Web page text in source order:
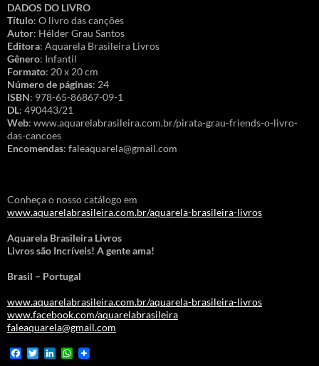
DADOS DO LIVRO
Título: O livro das canções
Autor: Hélder Grau Santos
Editora: Aquarela Brasileira Livros
Gênero: Infantil
Formato: 20 x 20 cm
Número de páginas: 24
ISBN: 978-65-86867-09-1
DL: 490443/21
Web: www.aquarelabrasileira.com.br/pirata-grau-friends-o-livro-
das-cancoes
Encomendas: faleaquarela@gmail.com
Conheça o nosso catálogo em
www.aquarelabrasileira.com.br/aquarela-brasileira-livros
Aquarela Brasileira Livros
Livros são Incríveis! A gente ama!
Brasil – Portugal
www.aquarelabrasileira.com.br/aquarela-brasileira-livros
www.facebook.com/aquarelabrasileira
faleaquarela@gmail.com
F
W